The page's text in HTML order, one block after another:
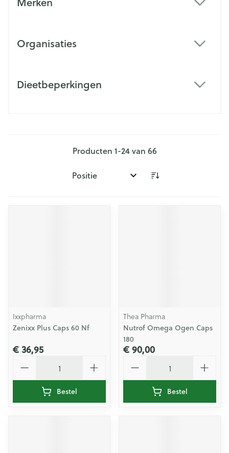
Organisaties
Dieetbeperkingen
Producten 1-24van 66
Sorteer op:
Ixxpharma
Zenixx Plus Caps 60 Nf
€ 36,95
Bestel
Thea Pharma
Nutrof Omega Ogen Caps
180
€ 90,00
Bestel